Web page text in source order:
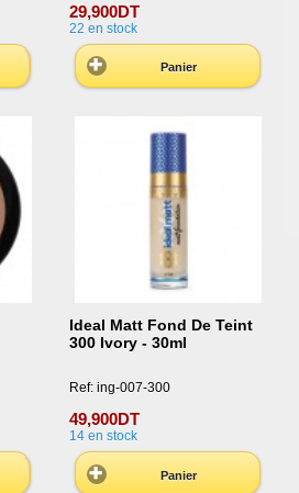
29,900DT
22 en stock
Panier
Ideal Matt Fond De Teint
300 Ivory - 30ml
Ref: ing-007-300
49,900DT
14 en stock
Panier